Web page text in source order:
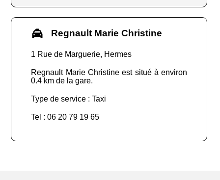
Regnault Marie Christine
1 Rue de Marguerie, Hermes
Regnault Marie Christine est situé à environ
0.4 km de la gare.
Type de service : Taxi
Tel : 06 20 79 19 65